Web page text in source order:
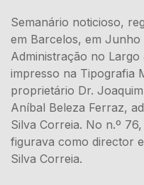
Semanário noticioso,
em Barcelos, em Junho
Administração no
impresso na Tipografia
proprietário Dr.
Aníbal Beleza Ferraz,
Silva Correia. No n.º
figurava como director
Silva Correia.